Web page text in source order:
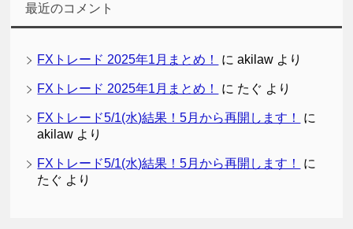
最近のコメント
FXトレード 2025年1月まとめ！ にakilaw より
FXトレード 2025年1月まとめ！ に たぐ より
FXトレード5/1(水)結果！5月から再開します！
に
akilaw より
FXトレード5/1(水)結果！5月から再開します！
に
たぐ より